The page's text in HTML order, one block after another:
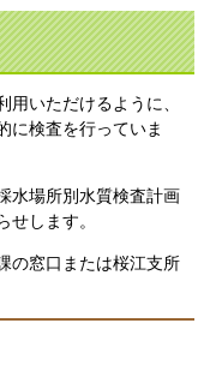
いただけるように、
に検査を行っていま
水場所別水質検査計画
します。
の窓口または桜江支所